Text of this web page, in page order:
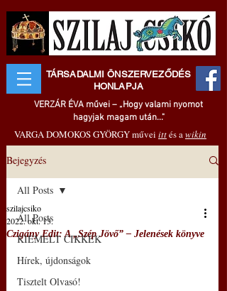
TÁRSADALMI ÖNSZERVEZŐDÉS
HONLAPJA
VERZÁR ÉVA művei – „Hogy valami nyomot
hagyjak magam után..."
VARGA DOMOKOS GYÖRGY művei ittés awikin
Bejegyzés
All Posts
KIEMELT CIKKEK
Hírek, újdonságok
Tisztelt Olvasó!
All Posts
Czigány Edit: A „Szép Jövő” – Jelenések könyve
szilajcsiko
2022. okt. 13.